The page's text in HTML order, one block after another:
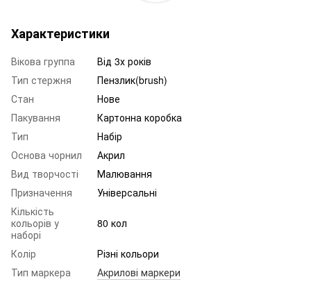
Характеристики
Вікова группа
Від 3х років
Тип стержня
Пензлик(brush)
Стан
Нове
Пакування
Картонна коробка
Тип
Набір
Основа чорнил
Акрил
Вид творчості
Малювання
Призначення
Універсальні
Кількість
кольорів у
наборі
80 кол
Колір
Різні кольори
Тип маркера
Акрилові маркери